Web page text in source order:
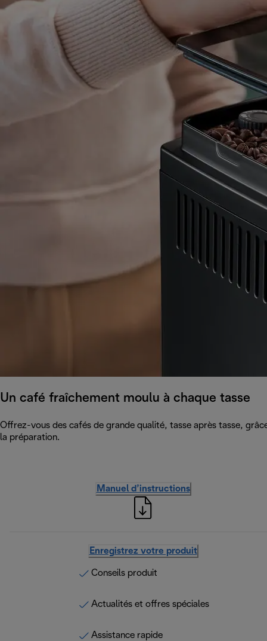
Un café fraîchement moulu à chaque tasse
Offrez-vous des cafés de grande qualité, tasse après tasse,
la préparation.
Manuel d’instructions
Enregistrez votre produit
Conseils produit
Actualités et offres spéciales
Assistance rapide